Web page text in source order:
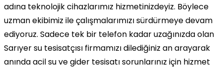
adına teknolojik cihazlarımız hizmetinizdeyiz. Böylece
uzman ekibimiz ile çalışmalarımızı sürdürmeye devam
ediyoruz. Sadece tek bir telefon kadar uzağınızda olan
Sarıyer su tesisatçısı firmamızı dilediğiniz an arayarak
anında acil su ve gider tesisatı sorunlarınız için hizmet